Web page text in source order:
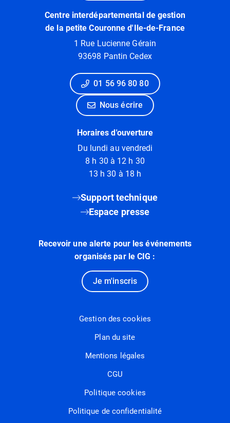
Centre interdépartemental de gestion
de la petite Couronne d'Ile-de-France
1 Rue Lucienne Gérain
93698 Pantin Cedex
01 56 96 80 80
Nous écrire
Horaires d'ouverture
Du lundi au vendredi
8 h 30 à 12 h 30
13 h 30 à 18 h
Support technique
Espace presse
Recevoir une alerte pour les événements
organisés par le CIG :
Je m'inscris
Gestion des cookies
Plan du site
Mentions légales
CGU
Politique cookies
Politique de confidentialité